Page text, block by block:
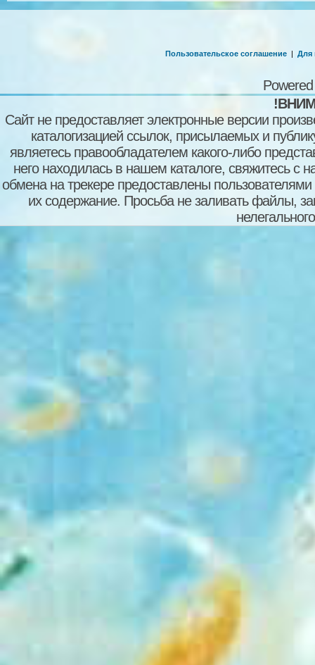
Пользовательское соглашение | Для
Сайт не предоставляет электронные версии
каталогизацией ссылок, присылаемых и
являетесь правообладателем какого-либо
него находилась в нашем каталоге, свяжитесь
обмена на трекере предоставлены пользователями
их содержание. Просьба не заливать файлы,